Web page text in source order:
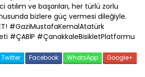
ve başarıları, her türlü zorlu
bizlere güç vermesi dileğiyle.
#GaziMustafaKemalAtatürk
#ÇABİP #ÇanakkaleBisikletPlatformu
Twitter Facebook WhatsApp Google+